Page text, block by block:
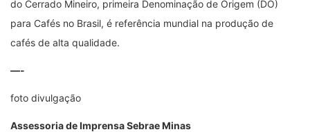
do Cerrado Mineiro, primeira Denominação de Origem (DO)
para Cafés no Brasil, é referência mundial na produção de
cafés de alta qualidade.
—-
foto divulgação
Assessoria de Imprensa Sebrae Minas